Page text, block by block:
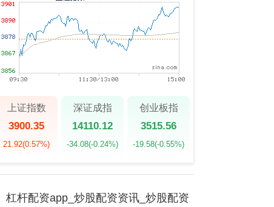
上证指数
3900.35
21.92(0.57%)
深证成指
14110.12
-34.08(-0.24%)
创业板指
3515.56
-19.58(-0.55%)
杠杆配资app_炒股配资资讯_炒股配资